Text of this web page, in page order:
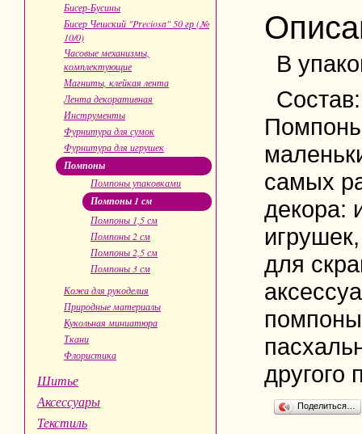
Бисер-Бусины
Бисер Чешский "Preciosa" 50 гр (№
10/0)
Часовые механизмы,
комплектующие
Магниты, клейкая лента
Лента декоративная
Инструменты
Фурнитура для сумок
Фурнитура для игрушек
Помпоны
Помпоны упаковками
Помпоны 1 см
Помпоны 1,5 см
Помпоны 2 см
Помпоны 2,5 см
Помпоны 3 см
Кожа для рукоделия
Природные материалы
Кукольная миниатюра
Ткани
Флористика
Шитье
Аксессуары
Текстиль
В
самых
декора:
для
помпоны
другого
Поделиться…